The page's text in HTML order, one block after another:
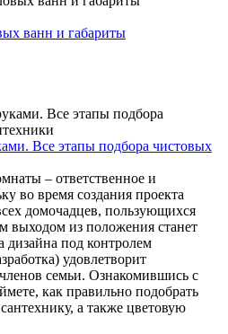
ванн и габариты
Все этапы подбора чистовых
– ответственное и
во время создания проекта
домочадцев, пользующихся
из положения станет
дизайна под контролем
удовлетворит
семьи. Ознакомившись с
как правильно подобрать
а также цветовую